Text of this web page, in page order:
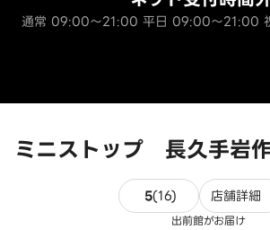
ミニストップ 長久手岩
通常 09:00～21:00 平日 09:00～21:00
5(16) 16件のレビュー
店舗詳細
出前館がお届け